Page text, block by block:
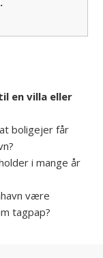
en villa eller
boligejer får
i mange år
være
tagpap?